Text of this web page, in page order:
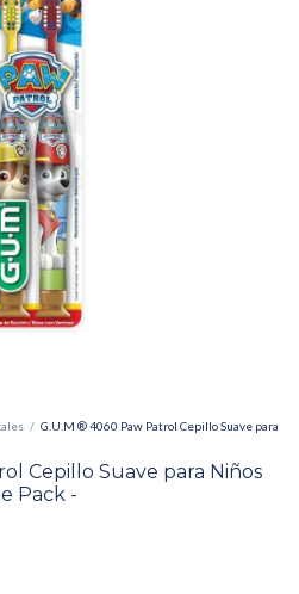
/ G.U.M ® 4060 Paw Patrol Cepillo Suave para
Cepillo Suave para Niños
Pack -